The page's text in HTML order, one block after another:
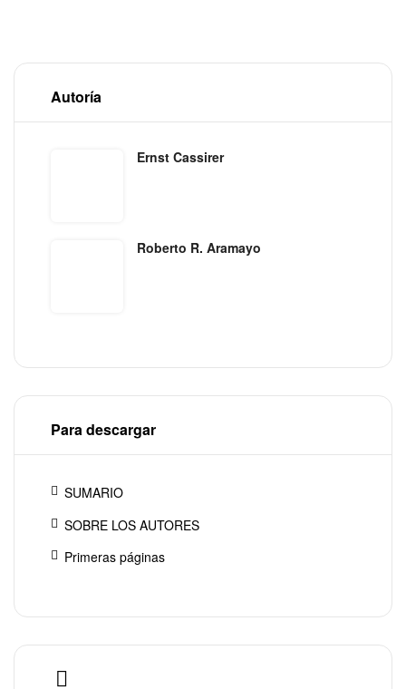
Autoría
Ernst Cassirer
Roberto R. Aramayo
Para descargar
SUMARIO
SOBRE LOS AUTORES
Primeras páginas